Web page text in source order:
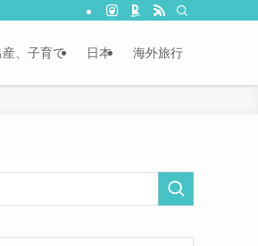
、子育て 日本 海外旅行